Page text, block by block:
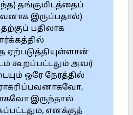
தங்குமிடத்தைப்
இருப்பதால்)
பதிலாக
ஏற்படுத்தியுள்ளான்
கூறப்பட்டதும் அவர்
ஒரே நேரத்தில்
இருந்தால்
எனக்குத்